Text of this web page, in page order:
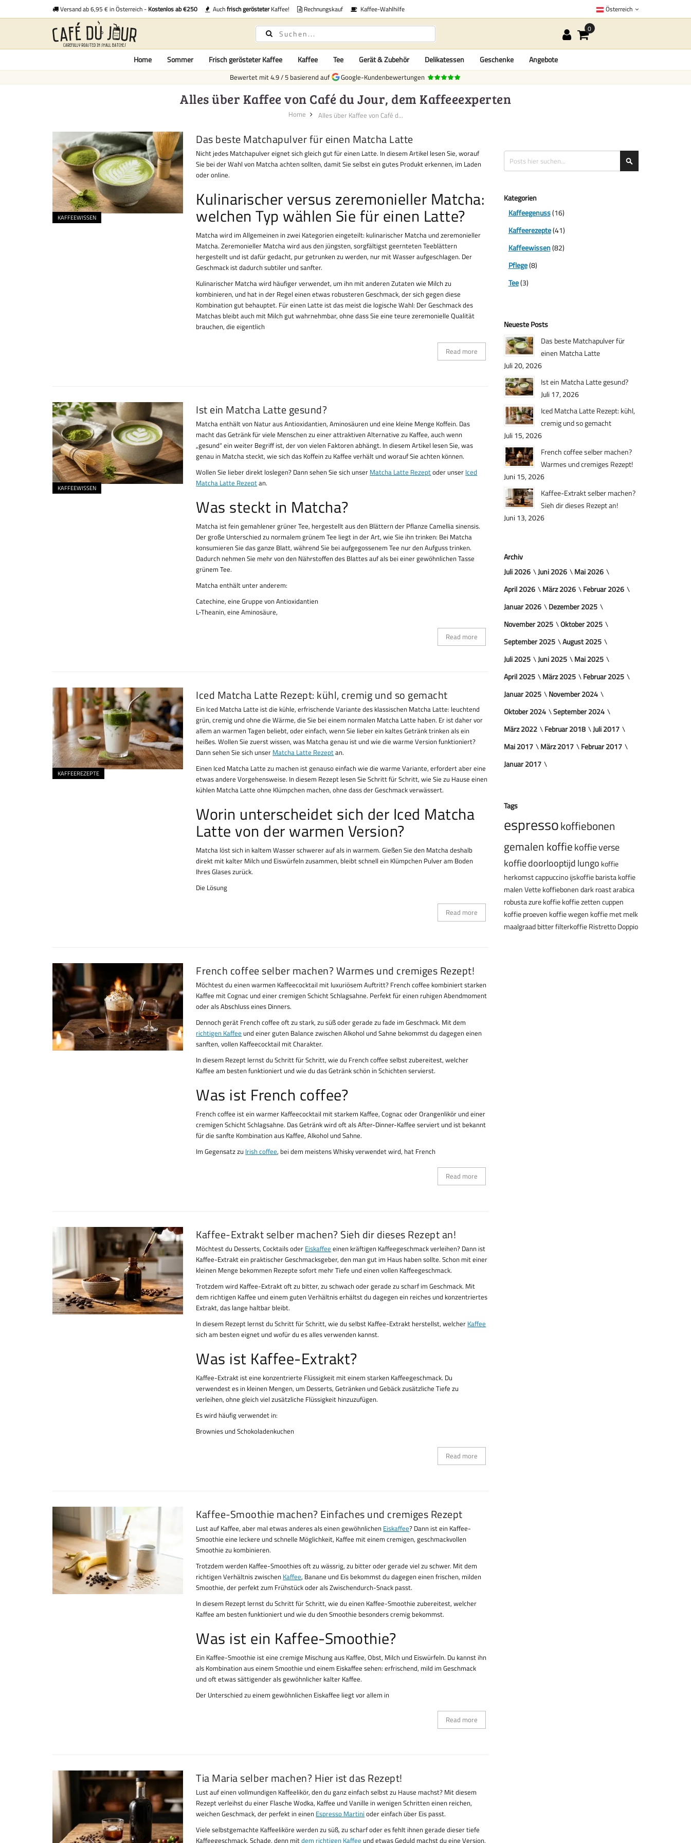
Versand ab 6,95 € in Österreich - Kostenlos ab €250 Auchfrisch gerösteterKaffee! Rechnungskauf Kaffee-Wahlhilfe Österreich
Home Sommer Frisch gerösteter Kaffee Kaffee Tee Gerät & Zubehör Delikatessen Geschenke Angebote
Bewertet mit4.9/5 basierend auf Google-Kundenbewertungen
Alles über Kaffee von Café du Jour, dem Kaffeeexperten
Home Alles über Kaffee von Café d...
KAFFEEWISSEN
Das beste Matchapulver für einen Matcha Latte
Nicht jedes Matchapulver eignet sich gleich gut für einen Latte. In diesem Artikel lesen Sie, worauf
Sie bei der Wahl von Matcha achten sollten, damit Sie selbst ein gutes Produkt erkennen, im Laden
oder online.
Kulinarischer versus zeremonieller Matcha:
welchen Typ wählen Sie für einen Latte?
Matcha wird im Allgemeinen in zwei Kategorien eingeteilt: kulinarischer Matcha und zeremonieller
Matcha. Zeremonieller Matcha wird aus den jüngsten, sorgfältigst geernteten Teeblättern
hergestellt und ist dafür gedacht, pur getrunken zu werden, nur mit Wasser aufgeschlagen. Der
Geschmack ist dadurch subtiler und sanfter.
Kulinarischer Matcha wird häufiger verwendet, um ihn mit anderen Zutaten wie Milch zu
kombinieren, und hat in der Regel einen etwas robusteren Geschmack, der sich gegen diese
Kombination gut behauptet. Für einen Latte ist das meist die logische Wahl: Der Geschmack des
Matchas bleibt auch mit Milch gut wahrnehmbar, ohne dass Sie eine teure zeremonielle Qualität
brauchen, die eigentlich
Read more
KAFFEEWISSEN
Ist ein Matcha Latte gesund?
Matcha enthält von Natur aus Antioxidantien, Aminosäuren und eine kleine Menge Koffein. Das
macht das Getränk für viele Menschen zu einer attraktiven Alternative zu Kaffee, auch wenn
„gesund“ ein weiter Begriff ist, der von vielen Faktoren abhängt. In diesem Artikel lesen Sie, was
genau in Matcha steckt, wie sich das Koffein zu Kaffee verhält und worauf Sie achten können.
Wollen Sie lieber direkt loslegen? Dann sehen Sie sich unser Matcha Latte Rezeptoder unser Iced
Matcha Latte Rezeptan.
Was steckt in Matcha?
Matcha ist fein gemahlener grüner Tee, hergestellt aus den Blättern der Pflanze Camellia sinensis.
Der große Unterschied zu normalem grünem Tee liegt in der Art, wie Sie ihn trinken: Bei Matcha
konsumieren Sie das ganze Blatt, während Sie bei aufgegossenem Tee nur den Aufguss trinken.
Dadurch nehmen Sie mehr von den Nährstoffen des Blattes auf als bei einer gewöhnlichen Tasse
grünem Tee.
Matcha enthält unter anderem:
Catechine, eine Gruppe von Antioxidantien
L-Theanin, eine Aminosäure,
Read more
KAFFEEREZEPTE
Iced Matcha Latte Rezept: kühl, cremig und so gemacht
Ein Iced Matcha Latte ist die kühle, erfrischende Variante des klassischen Matcha Latte: leuchtend
grün, cremig und ohne die Wärme, die Sie bei einem normalen Matcha Latte haben. Er ist daher vor
allem an warmen Tagen beliebt, oder einfach, wenn Sie lieber ein kaltes Getränk trinken als ein
heißes. Wollen Sie zuerst wissen, was Matcha genau ist und wie die warme Version funktioniert?
Dann sehen Sie sich unser Matcha Latte Rezeptan.
Einen Iced Matcha Latte zu machen ist genauso einfach wie die warme Variante, erfordert aber eine
etwas andere Vorgehensweise. In diesem Rezept lesen Sie Schritt für Schritt, wie Sie zu Hause einen
kühlen Matcha Latte ohne Klümpchen machen, ohne dass der Geschmack verwässert.
Worin unterscheidet sich der Iced Matcha
Latte von der warmen Version?
Matcha löst sich in kaltem Wasser schwerer auf als in warmem. Gießen Sie den Matcha deshalb
direkt mit kalter Milch und Eiswürfeln zusammen, bleibt schnell ein Klümpchen Pulver am Boden
Ihres Glases zurück.
Die Lösung
Read more
French coffee selber machen? Warmes und cremiges Rezept!
Möchtest du einen warmen Kaffeecocktail mit luxuriösem Auftritt? French coffee kombiniert starken
Kaffee mit Cognac und einer cremigen Schicht Schlagsahne. Perfekt für einen ruhigen Abendmoment
oder als Abschluss eines Dinners.
Dennoch gerät French coffee oft zu stark, zu süß oder gerade zu fade im Geschmack. Mit dem
richtigen Kaffee und einer guten Balance zwischen Alkohol und Sahne bekommst du dagegen einen
sanften, vollen Kaffeecocktail mit Charakter.
In diesem Rezept lernst du Schritt für Schritt, wie du French coffee selbst zubereitest, welcher
Kaffee am besten funktioniert und wie du das Getränk schön in Schichten servierst.
Was ist French coffee?
French coffee ist ein warmer Kaffeecocktail mit starkem Kaffee, Cognac oder Orangenlikör und einer
cremigen Schicht Schlagsahne. Das Getränk wird oft als After-Dinner-Kaffee serviert und ist bekannt
für die sanfte Kombination aus Kaffee, Alkohol und Sahne.
Im Gegensatz zu Irish coffee, bei dem meistens Whisky verwendet wird, hat French
Read more
Kaffee-Extrakt selber machen? Sieh dir dieses Rezept an!
Möchtest du Desserts, Cocktails oder Eiskaffee einen kräftigen Kaffeegeschmack verleihen? Dann ist
Kaffee-Extrakt ein praktischer Geschmacksgeber, den man gut im Haus haben sollte. Schon mit einer
kleinen Menge bekommen Rezepte sofort mehr Tiefe und einen vollen Kaffeegeschmack.
Trotzdem wird Kaffee-Extrakt oft zu bitter, zu schwach oder gerade zu scharf im Geschmack. Mit
dem richtigen Kaffee und einem guten Verhältnis erhältst du dagegen ein reiches und konzentriertes
Extrakt, das lange haltbar bleibt.
In diesem Rezept lernst du Schritt für Schritt, wie du selbst Kaffee-Extrakt herstellst, welcher Kaffee
sich am besten eignet und wofür du es alles verwenden kannst.
Was ist Kaffee-Extrakt?
Kaffee-Extrakt ist eine konzentrierte Flüssigkeit mit einem starken Kaffeegeschmack. Du
verwendest es in kleinen Mengen, um Desserts, Getränken und Gebäck zusätzliche Tiefe zu
verleihen, ohne gleich viel zusätzliche Flüssigkeit hinzuzufügen.
Es wird häufig verwendet in:
Brownies und Schokoladenkuchen
Read more
Kaffee-Smoothie machen? Einfaches und cremiges Rezept
Lust auf Kaffee, aber mal etwas anderes als einen gewöhnlichen Eiskaffee? Dann ist ein Kaffee-
Smoothie eine leckere und schnelle Möglichkeit, Kaffee mit einem cremigen, geschmackvollen
Smoothie zu kombinieren.
Trotzdem werden Kaffee-Smoothies oft zu wässrig, zu bitter oder gerade viel zu schwer. Mit dem
richtigen Verhältnis zwischen Kaffee, Banane und Eis bekommst du dagegen einen frischen, milden
Smoothie, der perfekt zum Frühstück oder als Zwischendurch-Snack passt.
In diesem Rezept lernst du Schritt für Schritt, wie du einen Kaffee-Smoothie zubereitest, welcher
Kaffee am besten funktioniert und wie du den Smoothie besonders cremig bekommst.
Was ist ein Kaffee-Smoothie?
Ein Kaffee-Smoothie ist eine cremige Mischung aus Kaffee, Obst, Milch und Eiswürfeln. Du kannst ihn
als Kombination aus einem Smoothie und einem Eiskaffee sehen: erfrischend, mild im Geschmack
und oft etwas sättigender als gewöhnlicher kalter Kaffee.
Der Unterschied zu einem gewöhnlichen Eiskaffee liegt vor allem in
Read more
Tia Maria selber machen? Hier ist das Rezept!
Lust auf einen vollmundigen Kaffeelikör, den du ganz einfach selbst zu Hause machst? Mit diesem
Rezept verleihst du einer Flasche Wodka, Kaffee und Vanille in wenigen Schritten einen reichen,
weichen Geschmack, der perfekt in einen Espresso Martini oder einfach über Eis passt.
Viele selbstgemachte Kaffeeliköre werden zu süß, zu scharf oder es fehlt ihnen gerade dieser tiefe
Kaffeegeschmack. Schade, denn mitdem richtigen Kaffee und etwas Geduld machst du eine Version,
Suche
Kategorien
Kaffeegenuss(16)
Kaffeerezepte(41)
Kaffeewissen(82)
Pflege(8)
Tee(3)
Neueste Posts
Das beste Matchapulver für
einen Matcha Latte
Juli 20, 2026
Ist ein Matcha Latte gesund?
Juli 17, 2026
Iced Matcha Latte Rezept: kühl,
cremig und so gemacht
Juli 15, 2026
French coffee selber machen?
Warmes und cremiges Rezept!
Juni 15, 2026
Kaffee-Extrakt selber machen?
Sieh dir dieses Rezept an!
Juni 13, 2026
Archiv
Juli 2026
Juni 2026
Mai 2026
April 2026
März 2026
Februar 2026
Januar 2026
Dezember 2025
November 2025
Oktober 2025
September 2025
August 2025
Juli 2025
Juni 2025
Mai 2025
April 2025
März 2025
Februar 2025
Januar 2025
November 2024
Oktober 2024
September 2024
März 2022
Februar 2018
Juli 2017
Mai 2017
März 2017
Februar 2017
Januar 2017
Tags
espressokoffiebonen
gemalen koffiekoffieverse
koffiedoorlooptijdlungo koffie
herkomstcappuccino ijskoffie barista koffie
malenVette koffiebonendark roastarabica
robustazure koffie koffie zettencuppen
koffie proeven koffie wegen koffie met melk
maalgraad bitterfilterkoffie Ristretto Doppio